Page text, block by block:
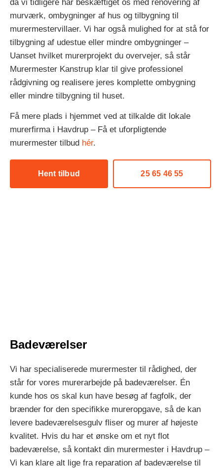
da vi tidligere har beskæftiget os med renovering af
murværk, ombygninger af hus og tilbygning til
murermestervillaer. Vi har også mulighed for at stå for
tilbygning af udestue eller mindre ombygninger –
Uanset hvilket murerprojekt du overvejer, så står
Murermester Kanstrup klar til give professionel
rådgivning og realisere jeres komplette ombygning
eller mindre tilbygning til huset.
Få mere plads i hjemmet ved at tilkalde dit lokale
murerfirma i Havdrup – Få et uforpligtende
murermester tilbud hér.
Hent tilbud 25 65 46 55
Badeværelser
Vi har specialiserede murermester til rådighed, der
står for vores murerarbejde på badeværelser. Én
kunde hos os skal kun have besøg af fagfolk, der
brænder for den specifikke mureropgave, så de kan
levere badeværelsesgulv fliser og murer af højeste
kvalitet. Hvis du har et ønske om et nyt flot
badeværelse, så kontakt din murermester i Havdrup –
Vi kan klare alt lige fra reparation af badeværelse til